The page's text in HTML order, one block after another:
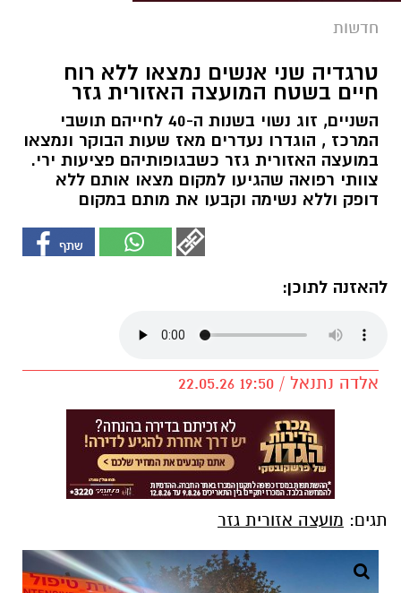
חדשות
טרגדיה שני אנשים נמצאו ללא רוח
חיים בשטח המועצה האזורית גזר
השניים, זוג נשוי בשנות ה-40 לחייהם תושבי
המרכז , הוגדרו נעדרים מאז שעות הבוקר ונמצאו
במועצה האזורית גזר כשבגופותיהם פציעות ירי.
צוותי רפואה שהגיעו למקום מצאו אותם ללא
דופק וללא נשימה וקבעו את מותם במקום
להאזנה לתוכן:
אלדה נתנאל / 19:50 22.05.26
תגים: מועצה אזורית גזר